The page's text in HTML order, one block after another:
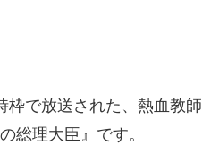
枠で放送された、熱血教師
総理大臣』です。